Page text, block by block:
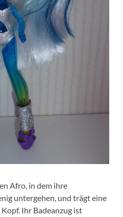
Afro, in dem ihre
untergehen, und trägt eine
Ihr Badeanzug ist